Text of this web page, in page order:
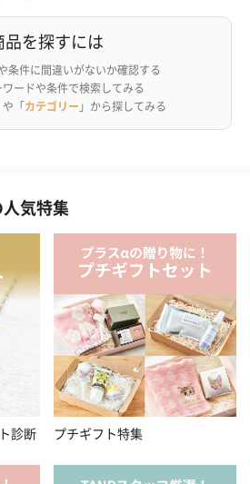
品を探すには
条件に間違いがないか確認する
ワードや条件で検索してみる
や「カテゴリー 」から探してみる
気特集
診断 プチギフト特集